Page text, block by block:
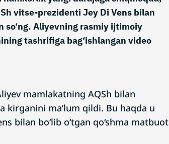
vitse-prezidenti Jey Di Vens bilan
so‘ng. Aliyevning rasmiy ijtimoiy
tashrifiga bag‘ishlangan video
mamlakatning AQSh bilan
kirganini ma’lum qildi. Bu haqda u
bilan bo‘lib o‘tgan qo‘shma matbuot